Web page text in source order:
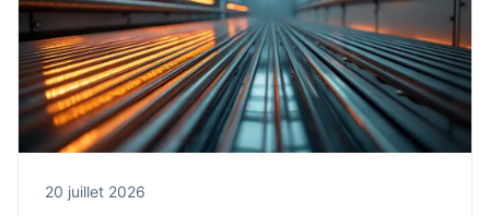
20 juillet 2026